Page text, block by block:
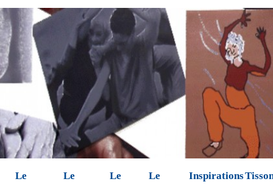
Le
Le
Le
Le
Inspirations